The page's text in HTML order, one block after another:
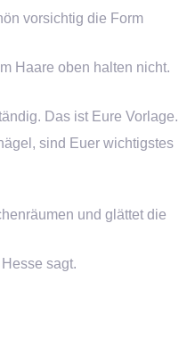
vorsichtig die Form
Haare oben halten nicht.
Das ist Eure Vorlage.
sind Euer wichtigstes
und glättet die
sagt.